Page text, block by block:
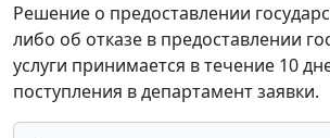
Решение о предоставлении
либо об отказе в предоставлении
услуги принимается в течение 10
поступления в департамент заявки.